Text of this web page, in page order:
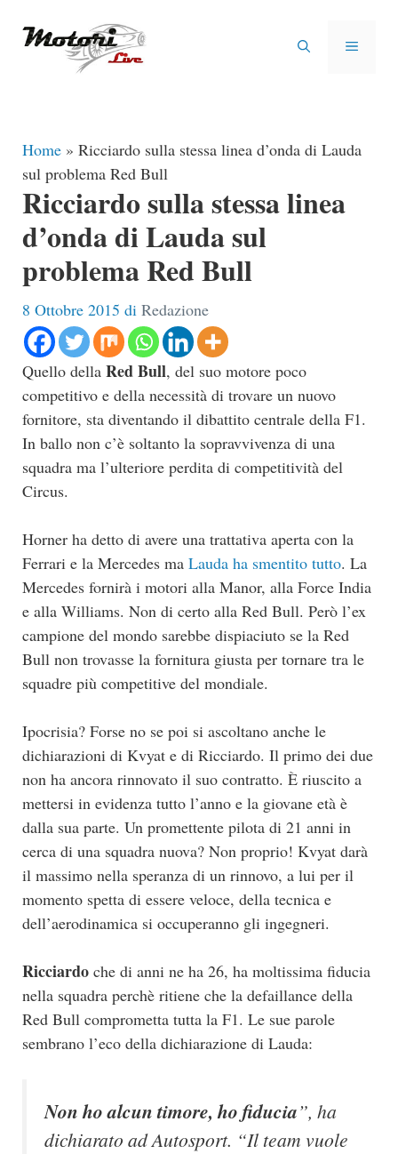
MENU
Home » Ricciardo sulla stessa linea d’onda di Lauda
sul problema Red Bull
Ricciardo sulla stessa linea
d’onda di Lauda sul
problema Red Bull
8 Ottobre 2015 di Redazione
Quello della Red Bull, del suo motore poco
competitivo e della necessità di trovare un nuovo
fornitore, sta diventando il dibattito centrale della F1.
In ballo non c’è soltanto la sopravvivenza di una
squadra ma l’ulteriore perdita di competitività del
Circus.
Horner ha detto di avere una trattativa aperta con la
Ferrari e la Mercedes ma Lauda ha smentito tutto. La
Mercedes fornirà i motori alla Manor, alla Force India
e alla Williams. Non di certo alla Red Bull. Però l’ex
campione del mondo sarebbe dispiaciuto se la Red
Bull non trovasse la fornitura giusta per tornare tra le
squadre più competitive del mondiale.
Ipocrisia? Forse no se poi si ascoltano anche le
dichiarazioni di Kvyat e di Ricciardo. Il primo dei due
non ha ancora rinnovato il suo contratto. È riuscito a
mettersi in evidenza tutto l’anno e la giovane età è
dalla sua parte. Un promettente pilota di 21 anni in
cerca di una squadra nuova? Non proprio! Kvyat darà
il massimo nella speranza di un rinnovo, a lui per il
momento spetta di essere veloce, della tecnica e
dell’aerodinamica si occuperanno gli ingegneri.
Ricciardo che di anni ne ha 26, ha moltissima fiducia
nella squadra perchè ritiene che la defaillance della
Red Bull comprometta tutta la F1. Le sue parole
sembrano l’eco della dichiarazione di Lauda:
Non ho alcun timore, ho fiducia”, ha
dichiarato ad Autosport. “Il team vuole